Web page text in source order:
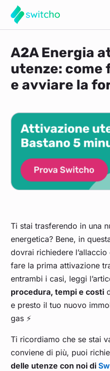
A2A Energia
utenze: come
e avviare la
Ti stai trasferendo in una
energetica? Bene, in
dovrai richiedere
fare la prima attivazione
entrambi i casi, leggi
procedura, tempi e costi
e presto il tuo nuovo
gas ⚡
Ti ricordiamo che se stai
conviene di più, puoi
delle utenze con noi di